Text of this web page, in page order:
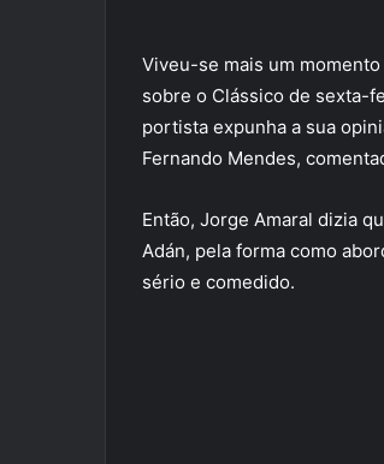
Viveu-se mais um
sobre o Clássico de sexta-
portista expunha a sua
Fernando Mendes,
Então, Jorge Amaral dizia
Adán, pela forma como
sério e comedido.